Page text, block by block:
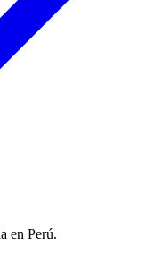
en Perú.